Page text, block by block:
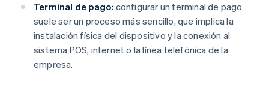
Terminal de pago: configurar un terminal de pago
suele ser un proceso más sencillo, que implica la
instalación física del dispositivo y la conexión al
sistema POS, internet o la línea telefónica de la
empresa.